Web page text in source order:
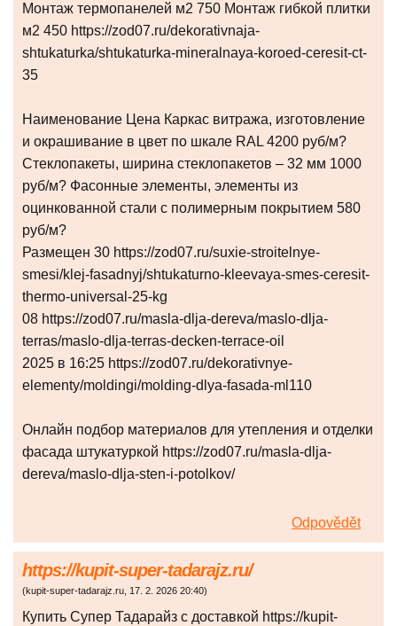
Монтаж термопанелей м2 750 Монтаж гибкой плитки
м2 450 https://zod07.ru/dekorativnaja-
shtukaturka/shtukaturka-mineralnaya-koroed-ceresit-ct-
35
Наименование Цена Каркас витража, изготовление
и окрашивание в цвет по шкале RAL 4200 руб/м?
Стеклопакеты, ширина стеклопакетов – 32 мм 1000
руб/м? Фасонные элементы, элементы из
оцинкованной стали с полимерным покрытием 580
руб/м?
Размещен 30 https://zod07.ru/suxie-stroitelnye-
smesi/klej-fasadnyj/shtukaturno-kleevaya-smes-ceresit-
thermo-universal-25-kg
08 https://zod07.ru/masla-dlja-dereva/maslo-dlja-
terras/maslo-dlja-terras-decken-terrace-oil
2025 в 16:25 https://zod07.ru/dekorativnye-
elementy/moldingi/molding-dlya-fasada-ml110
Онлайн подбор материалов для утепления и отделки
фасада штукатуркой https://zod07.ru/masla-dlja-
dereva/maslo-dlja-sten-i-potolkov/
Odpovědět
https://kupit-super-tadarajz.ru/
(kupit-super-tadarajz.ru, 17. 2. 2026 20:40)
Купить Супер Тадарайз с доставкой https://kupit-